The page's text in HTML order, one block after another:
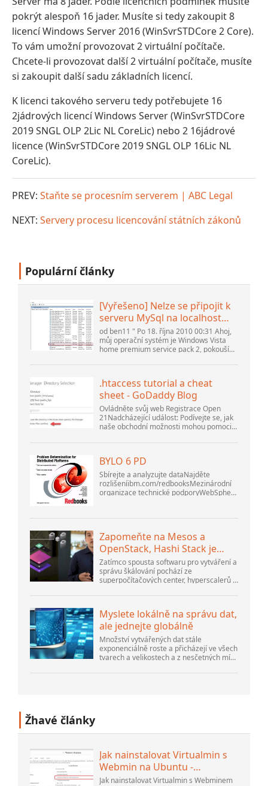
pokrýt alespoň 16 jader. Musíte si tedy zakoupit 8
licencí Windows Server 2016 (WinSvrSTDCore 2 Core).
To vám umožní provozovat 2 virtuální počítače.
Chcete-li provozovat další 2 virtuální počítače, musíte
si zakoupit další sadu základních licencí.
K licenci takového serveru tedy potřebujete 16
2jádrových licencí Windows Server (WinSvrSTDCore
2019 SNGL OLP 2Lic NL CoreLic) nebo 2 16jádrové
licence (WinSvrSTDCore 2019 SNGL OLP 16Lic NL
CoreLic).
PREV: Staňte se procesním serverem | ABC Legal
NEXT: Servery procesu licencování státních zákonů
Populární články
[Vyřešeno] Nelze se připojit k
serveru MySql na localhost
(10061) (Zobrazit téma) *
Fórum komunity Apache
OpenOffice
od ben11 " Po 18. října 2010 00:31 Ahoj,
můj operační systém je Windows Vista
home premium service pack 2, pokouším
verze 5.1. Spustil jsem databázi
.htaccess tutorial a cheat
sheet - GoDaddy Blog
Ovládněte svůj web Registrace Open
21Nadcházející událost: Podívejte se, jak
naše obchodní možnosti mohou pomoci
prostředí na GoDaddy Open 2021 dne 28.
BYLO 6 PD
Sbírejte a analyzujte dataNajděte
rozlišeníibm.com/redbooksMezinárodní
organizace technické podporyWebSphere
PlatformsListopad 2005 SG2...
Zapomeňte na Mesos a
OpenStack, Hashi Stack je
nová další platforma
Zatímco spousta softwaru pro vytváření a
správu škálování pochází ze
superpočítačových center, hyperscalerů a
existuje spousta inovací, které dělají lidé...
Myslete lokálně na správu dat,
ale jednejte globálně
Množství vytvářených dat stále
exponenciálně roste a přicházejí ve všech
tvarech a velikostech a z nesčetných míst.
nestrukturovaný a je to gen...
Žhavé články
Jak nainstalovat Virtualmin s
Webmin na Ubuntu -
Interserver ...
Jak nainstalovat Virtualmin s Webminem